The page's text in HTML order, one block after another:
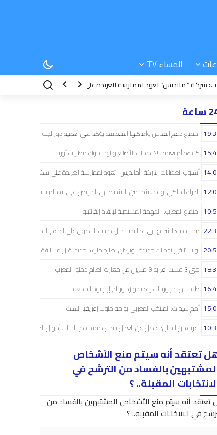
المساء TV
“أمانديس” تعود لممارسة العربدة على سكان الشمال..! 12:38
اجتماع دعم القدس وأماكنها المقدسة يؤكد على أهمية دور لجنة القدس
كفاءة أم تعقيد..!؟ بصمات الأصابع والوجه تربك مطارات أوربا
أسلوب العصابات: شركة “أمانديس” تعود لممارسة العربدة على سكان الشمال..!
الدرك الملكي يوقف شخصين للاشتباه في التحريض على اقتحام سبتة
اجتماع المغرب.. المهمة المستحيلة لإنقاذ إنفانتينو
محروقات: الشروع في عملية تسجيل طلبات الحصول على الدعم الإضافي
بوبيستا في تحديات جديدة.. وبركان يطارد حارسا جديدا قبل مسابقة دوري الأبطال
حتى 3 غشت: قرابة 3 ملايين من مغاربة العالم دخلوا المغرب
طقـــس: حر وزخات رعدية وبرَد ورياح إلى يوم الجمعة
أمم سيدات: المنتخب المغربي يواجه جنوب إفريقيا السبت
أغرب من الخيال: عاطل عن العمل ينتحل صفة قاض لسلب أموال الضحايا
تعتقد أنه سيتم منع الأشخاص
بالفساد من الترشح في
المقبلة.. ؟
تعتقد أنه سيتم منع الأشخاص المشتبهين بالفساد من
في الانتخابات المقبلة.. ؟